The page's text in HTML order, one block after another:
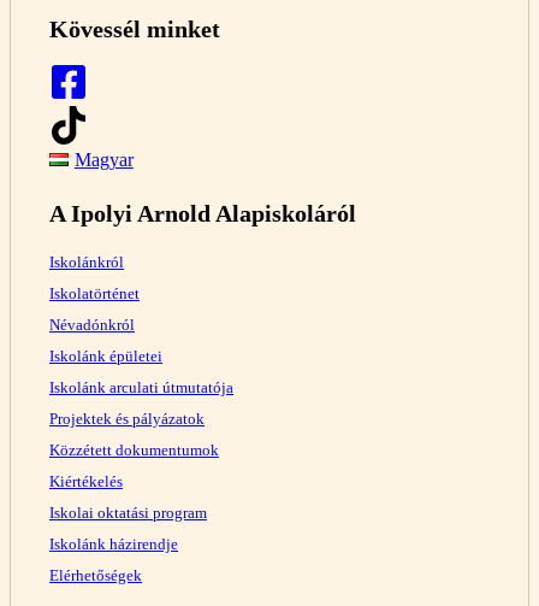
Kövessél minket
Magyar
A Ipolyi Arnold Alapiskoláról
Iskolánkról
Iskolatörténet
Névadónkról
Iskolánk épületei
Iskolánk arculati útmutatója
Projektek és pályázatok
Közzétett dokumentumok
Kiértékelés
Iskolai oktatási program
Iskolánk házirendje
Elérhetőségek